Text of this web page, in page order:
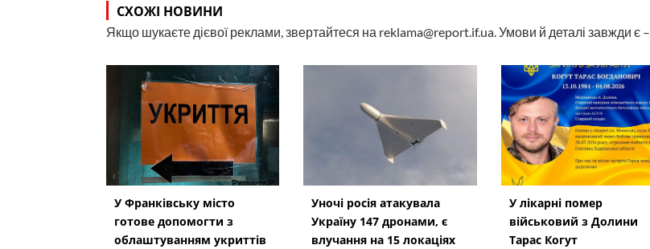
СХОЖІ НОВИНИ
Якщо шукаєте дієвої реклами, звертайтеся на reklama@report.if.ua. Умови й деталі завжди є –
У Франківську місто
готове допомогти з
облаштуванням укриттів
Уночі росія атакувала
Україну 147 дронами, є
влучання на 15 локаціях
У лікарні помер
військовий з Долини
Тарас Когут